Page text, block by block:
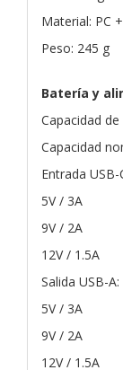
Material: PC
Peso: 245 g
Batería y
Capacidad
Capacidad
Entrada USB-
5V / 3A
9V / 2A
12V / 1.5A
Salida USB-A:
5V / 3A
9V / 2A
12V / 1.5A